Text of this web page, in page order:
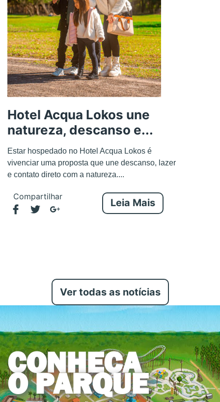
Hotel Acqua Lokos une
natureza, descanso e...
Estar hospedado no Hotel Acqua Lokos é
vivenciar uma proposta que une descanso, lazer
e contato direto com a natureza....
Compartilhar
Leia Mais
Ver todas as notícias
CONHEÇA
O PARQUE